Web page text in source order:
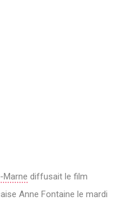
Marne diffusait le film
Anne Fontaine le mardi